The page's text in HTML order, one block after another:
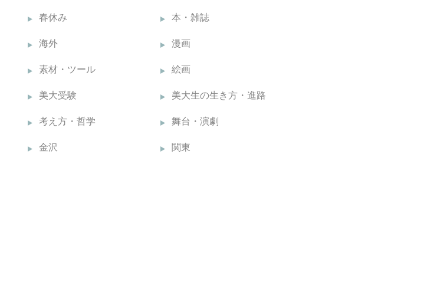
春休み 本・雑誌
海外 漫画
素材・ツール 絵画
美大受験 美大生の生き方・進路
考え方・哲学 舞台・演劇
金沢 関東